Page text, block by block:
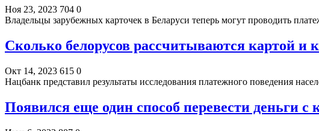
Ноя 23, 2023 704 0
Владельцы зарубежных карточек в Беларуси теперь могут проводить
Сколько белорусов рассчитываются картой
Окт 14, 2023 615 0
Нацбанк представил результаты исследования платежного поведения
Появился еще один способ перевести деньги